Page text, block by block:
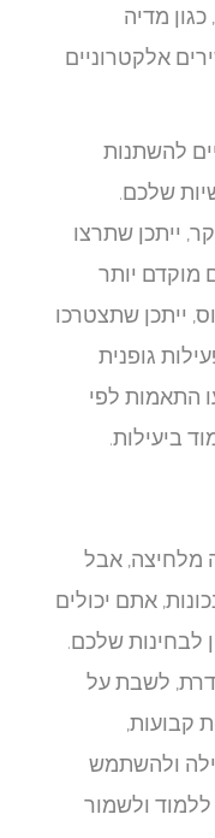
מדיה
אלקטרוניים
להשתנות
שלכם.
ייתכן שתרצו
יותר
ייתכן שתצטרכו
גופנית
לפי
ביעילות.
מלחיצה, אבל
אתם יכולים
שלכם.
לשבת על
ולהשתמש
ולשמור